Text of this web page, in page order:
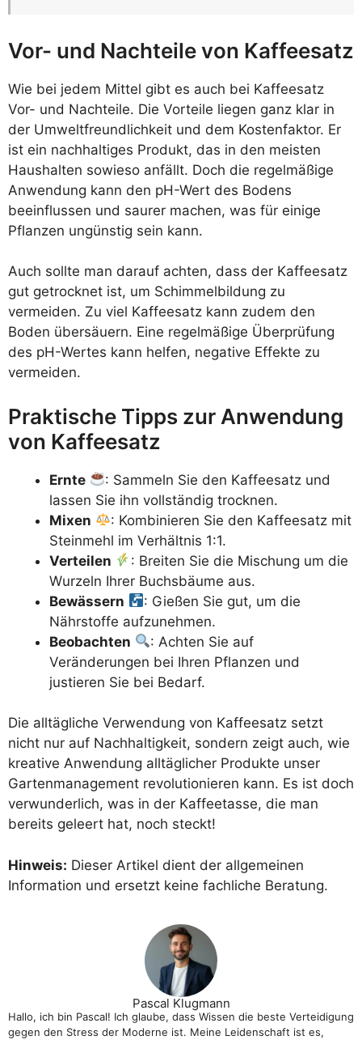
Vor- und Nachteile von Kaffeesatz
Wie bei jedem Mittel gibt es auch bei Kaffeesatz
Vor- und Nachteile. Die Vorteile liegen ganz klar in
der Umweltfreundlichkeit und dem Kostenfaktor. Er
ist ein nachhaltiges Produkt, das in den meisten
Haushalten sowieso anfällt. Doch die regelmäßige
Anwendung kann den pH-Wert des Bodens
beeinflussen und saurer machen, was für einige
Pflanzen ungünstig sein kann.
Auch sollte man darauf achten, dass der Kaffeesatz
gut getrocknet ist, um Schimmelbildung zu
vermeiden. Zu viel Kaffeesatz kann zudem den
Boden übersäuern. Eine regelmäßige Überprüfung
des pH-Wertes kann helfen, negative Effekte zu
vermeiden.
Praktische Tipps zur Anwendung
von Kaffeesatz
Ernte
: Sammeln Sie den Kaffeesatz und
lassen Sie ihn vollständig trocknen.
Mixen
: Kombinieren Sie den Kaffeesatz mit
Steinmehl im Verhältnis 1:1.
Verteilen
: Breiten Sie die Mischung um die
Wurzeln Ihrer Buchsbäume aus.
Bewässern
: Gießen Sie gut, um die
Nährstoffe aufzunehmen.
Beobachten
: Achten Sie auf
Veränderungen bei Ihren Pflanzen und
justieren Sie bei Bedarf.
Die alltägliche Verwendung von Kaffeesatz setzt
nicht nur auf Nachhaltigkeit, sondern zeigt auch, wie
kreative Anwendung alltäglicher Produkte unser
Gartenmanagement revolutionieren kann. Es ist doch
verwunderlich, was in der Kaffeetasse, die man
bereits geleert hat, noch steckt!
Hinweis: Dieser Artikel dient der allgemeinen
Information und ersetzt keine fachliche Beratung.
Pascal Klugmann
Hallo, ich bin Pascal! Ich glaube, dass Wissen die beste Verteidigung
gegen den Stress der Moderne ist. Meine Leidenschaft ist es,